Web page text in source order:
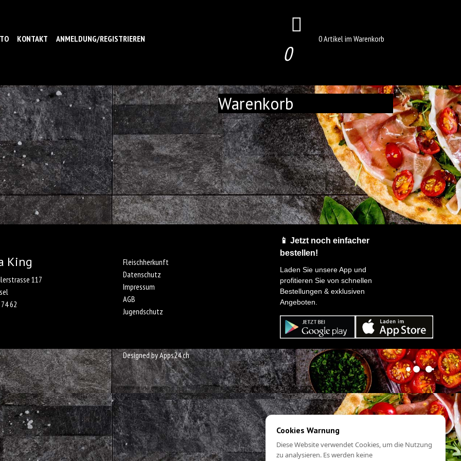
KONTAKT ANMELDUNG/REGISTRIEREN
0
0 Artikel im Warenkorb
Warenkorb
Cookies Warnung
Diese Website verwendet Cookies, um die Nutzung
zu analysieren. Es werden keine
King
117
62
Fleischherkunft
Datenschutz
Impressum
AGB
Jugendschutz
📱 Jetzt noch einfacher
bestellen!
Laden Sie unsere App und
profitieren Sie von schnellen
Bestellungen & exklusiven
Angeboten.
Designed byApps24.ch